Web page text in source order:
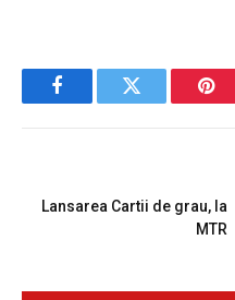
FacebookTwitter
Lansarea Cartii de grau, la
MTR